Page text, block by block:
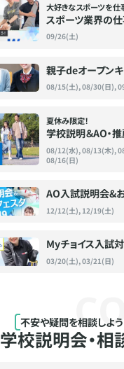
大好きなスポーツを仕
スポーツ業界の
09/26(土)
親子deオープン
08/15(土), 08/30(日),
夏休み限定！
学校説明＆AO・
08/12(水), 08/13(木),
08/16(日)
AO入試説明会&
12/12(土), 12/19(土)
Myチョイス入試
03/20(土), 03/21(日)
不安や疑問を相談しよう
学校説明会・相